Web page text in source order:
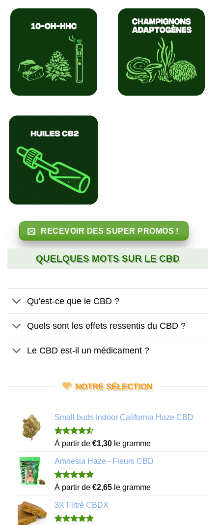
RECEVOIR DES SUPER PROMOS !
QUELQUES MOTS SUR LE CBD
Qu'est-ce que le CBD ?
Quels sont les effets ressentis du CBD ?
Le CBD est-il un médicament ?
NOTRE SÉLECTION
Small buds Indoor California Haze CBD
Noté4.50
sur 5 basé
sur
4
notations
client
À partir de €1,30le gramme
Amnesia Haze - Fleurs CBD
Noté4.82
sur 5 basé
sur
11
notations
client
À partir de €2,65le gramme
3X Filtré CBDX